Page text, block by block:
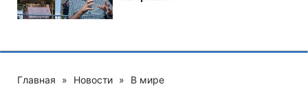
Главная » Новости » В мире